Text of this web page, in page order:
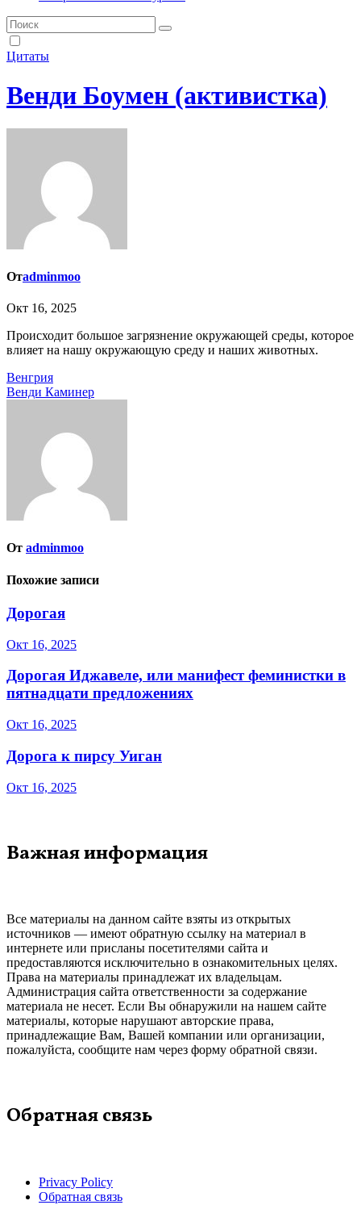
Цитаты
Венди Боумен (активистка)
Отadminmoo
Окт 16, 2025
Происходит большое загрязнение окружающей среды, которое
влияет на нашу окружающую среду и наших животных.
Навигация
по
Венгрия
Венди Каминер
От adminmoo
Похожие записи
Дорогая
Окт 16, 2025
Дорогая Иджавеле, или манифест феминистки в
пятнадцати предложениях
Окт 16, 2025
Дорога к пирсу Уиган
Окт 16, 2025
Важная информация
Все материалы на данном сайте взяты из открытых
источников — имеют обратную ссылку на материал в
интернете или присланы посетителями сайта и
предоставляются исключительно в ознакомительных целях.
Права на материалы принадлежат их владельцам.
Администрация сайта ответственности за содержание
материала не несет. Если Вы обнаружили на нашем сайте
материалы, которые нарушают авторские права,
принадлежащие Вам, Вашей компании или организации,
пожалуйста, сообщите нам через форму обратной связи.
Обратная связь
Privacy Policy
Обратная связь